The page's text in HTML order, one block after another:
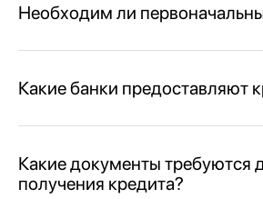
Необходим ли
Какие банки предоставляют
Какие документы требуются
получения кредита?